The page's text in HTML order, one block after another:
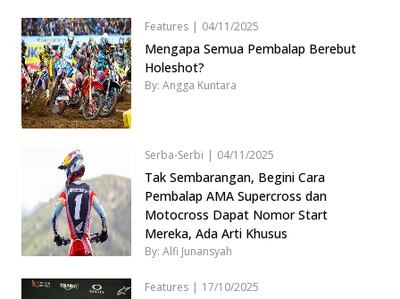
Features | 04/11/2025
Mengapa Semua Pembalap Berebut
Holeshot?
By: Angga Kuntara
Serba-Serbi | 04/11/2025
Tak Sembarangan, Begini Cara
Pembalap AMA Supercross dan
Motocross Dapat Nomor Start
Mereka, Ada Arti Khusus
By: Alfi Junansyah
Features | 17/10/2025